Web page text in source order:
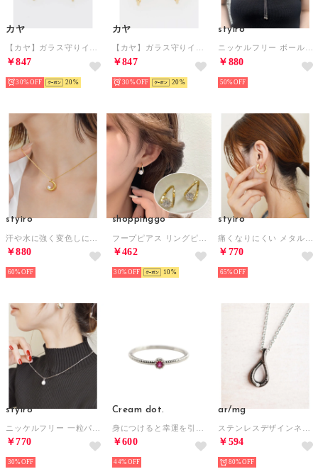
カヤ
【カヤ】ガラス守りイヤリング その他9
￥847
30% 20
カヤ
【カヤ】ガラス守りイヤリング その他2
￥847
30% 20
styiro
ニッケルフリー ボールトップアジャスター メタルラリエットネックレス （シルバー）
￥880
50%
styiro
￥880
60%
shoppinggo
￥462
30% 10
styiro
￥770
65%
styiro
￥770
30%
Cream dot.
￥600
44%
ar/mg
￥594
80%